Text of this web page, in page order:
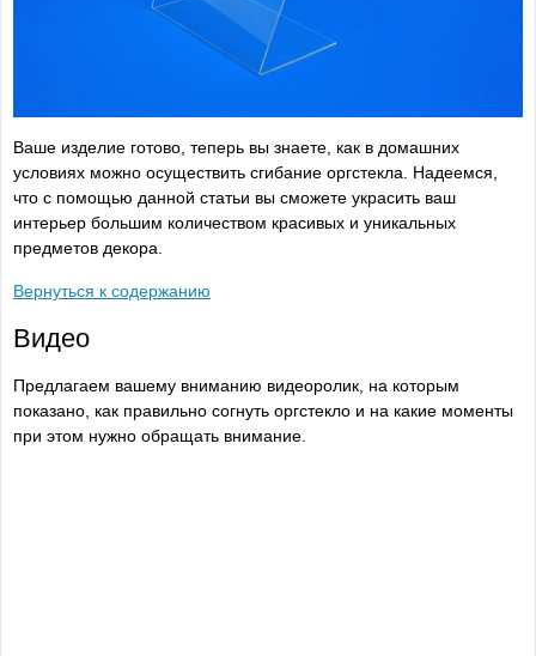
Ваше изделие готово, теперь вы знаете, как в домашних
условиях можно осуществить сгибание оргстекла. Надеемся,
что с помощью данной статьи вы сможете украсить ваш
интерьер большим количеством красивых и уникальных
предметов декора.
Вернуться к содержанию
Видео
Предлагаем вашему вниманию видеоролик, на которым
показано, как правильно согнуть оргстекло и на какие моменты
при этом нужно обращать внимание.